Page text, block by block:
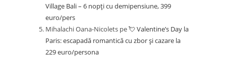
Village Bali – 6 nopți cu demipensiune, 399
euro/pers
Mihalachi Oana-Nicolets pe💘 Valentine’s Day la
Paris: escapadă romantică cu zbor și cazare la
229 euro/persona